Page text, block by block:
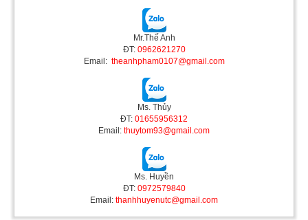
Mr.Thế Anh
ĐT: 0962621270
Email: theanhpham0107@gmail.com
Ms. Thủy
ĐT: 01655956312
Email: thuytom93@gmail.com
Ms. Huyền
ĐT: 0972579840
Email: thanhhuyenutc@gmail.com